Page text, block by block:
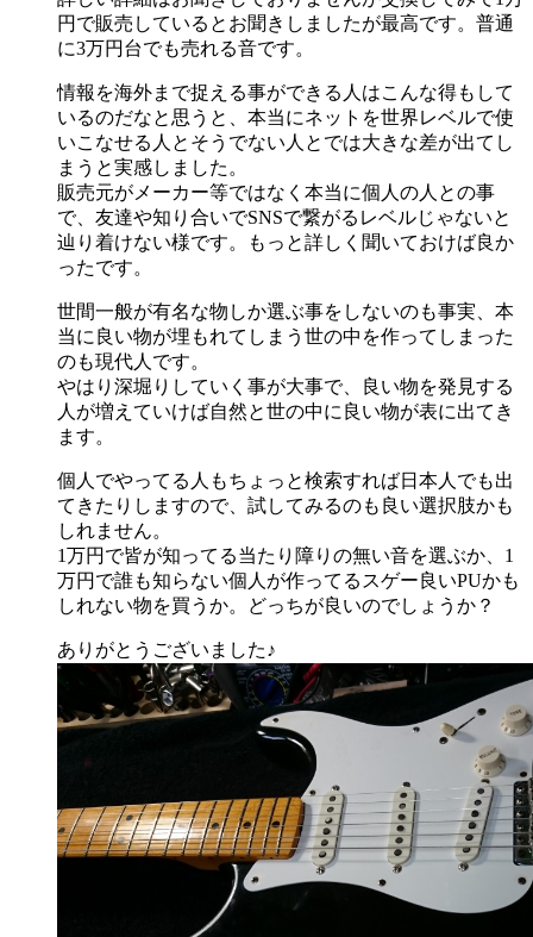
円で販売しているとお聞きしましたが最高です。普通
に3万円台でも売れる音です。
情報を海外まで捉える事ができる人はこんな得もして
いるのだなと思うと、本当にネットを世界レベルで使
いこなせる人とそうでない人とでは大きな差が出てし
まうと実感しました。
販売元がメーカー等ではなく本当に個人の人との事
で、友達や知り合いでSNSで繋がるレベルじゃないと
辿り着けない様です。もっと詳しく聞いておけば良か
ったです。
世間一般が有名な物しか選ぶ事をしないのも事実、本
当に良い物が埋もれてしまう世の中を作ってしまった
のも現代人です。
やはり深堀りしていく事が大事で、良い物を発見する
人が増えていけば自然と世の中に良い物が表に出てき
ます。
個人でやってる人もちょっと検索すれば日本人でも出
てきたりしますので、試してみるのも良い選択肢かも
しれません。
1万円で皆が知ってる当たり障りの無い音を選ぶか、1
万円で誰も知らない個人が作ってるスゲー良いPUかも
しれない物を買うか。どっちが良いのでしょうか？
ありがとうございました♪